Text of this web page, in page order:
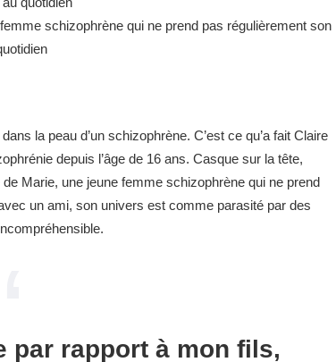
schizophrène qui ne prend pas régulièrement son
la peau d’un schizophrène. C’est ce qu’a fait Claire
depuis l’âge de 16 ans. Casque sur la tête,
Marie, une jeune femme schizophrène qui ne prend
un ami, son univers est comme parasité par des
par rapport à mon fils,